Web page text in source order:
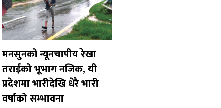
मनसुनको न्यूनचापीय रेखा
तराईको भूभाग नजिक, यी
प्रदेशमा भारीदेखि धेरै भारी
वर्षाको सम्भावना